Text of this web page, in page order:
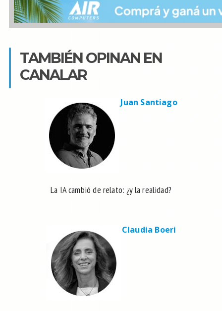
TAMBIÉN OPINAN EN
CANALAR
Juan Santiago
La IA cambió de relato: ¿y la realidad?
Claudia Boeri